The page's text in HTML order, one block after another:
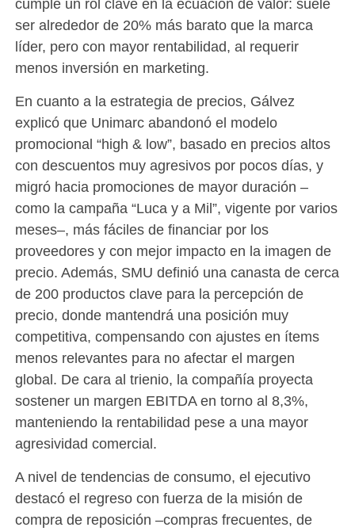
cumple un rol clave en la ecuación de valor: suele
ser alrededor de 20% más barato que la marca
líder, pero con mayor rentabilidad, al requerir
menos inversión en marketing.
En cuanto a la estrategia de precios, Gálvez
explicó que Unimarc abandonó el modelo
promocional “high & low”, basado en precios altos
con descuentos muy agresivos por pocos días, y
migró hacia promociones de mayor duración –
como la campaña “Luca y a Mil”, vigente por varios
meses–, más fáciles de financiar por los
proveedores y con mejor impacto en la imagen de
precio. Además, SMU definió una canasta de cerca
de 200 productos clave para la percepción de
precio, donde mantendrá una posición muy
competitiva, compensando con ajustes en ítems
menos relevantes para no afectar el margen
global. De cara al trienio, la compañía proyecta
sostener un margen EBITDA en torno al 8,3%,
manteniendo la rentabilidad pese a una mayor
agresividad comercial.
A nivel de tendencias de consumo, el ejecutivo
destacó el regreso con fuerza de la misión de
compra de reposición –compras frecuentes, de